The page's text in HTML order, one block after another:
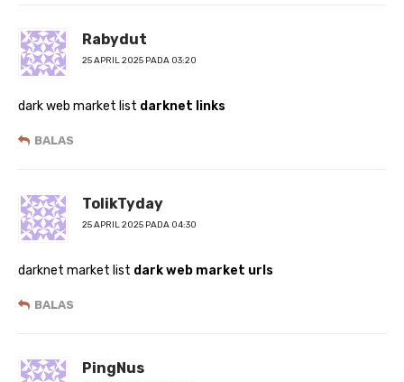
Rabydut
25 APRIL 2025 PADA 03:20
dark web market list darknet links
BALAS
TolikTyday
25 APRIL 2025 PADA 04:30
darknet market list dark web market urls
BALAS
PingNus